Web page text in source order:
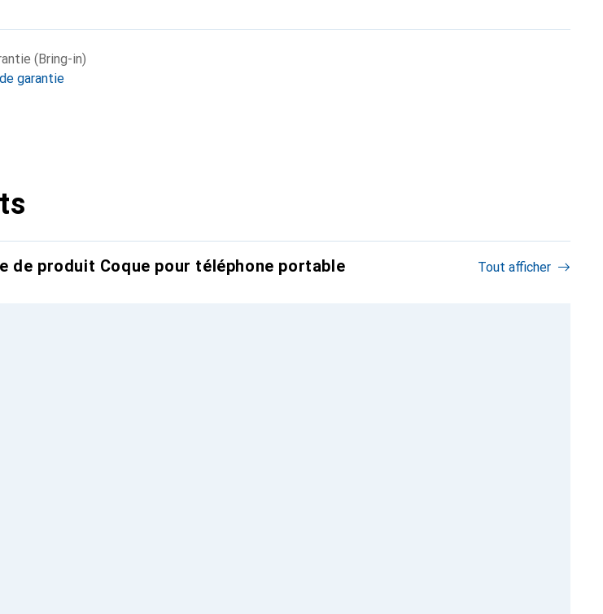
(Bring-in)
garantie
de produit Coque pour téléphone portable Tout afficher